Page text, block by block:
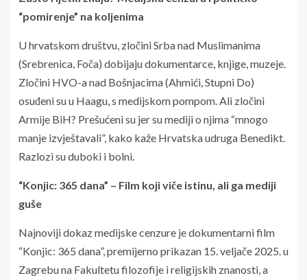
“pomirenje” na koljenima
U hrvatskom društvu, zločini Srba nad Muslimanima
(Srebrenica, Foča) dobijaju dokumentarce, knjige, muzeje.
Zločini HVO-a nad Bošnjacima (Ahmići, Stupni Do)
osuđeni su u Haagu, s medijskom pompom. Ali zločini
Armije BiH? Prešućeni su jer su mediji o njima “mnogo
manje izvještavali”, kako kaže Hrvatska udruga Benedikt.
Razlozi su duboki i bolni.
“Konjic: 365 dana” – Film koji viče istinu, ali ga mediji
guše
Najnoviji dokaz medijske cenzure je dokumentarni film
“Konjic: 365 dana”, premijerno prikazan 15. veljače 2025. u
Zagrebu na Fakultetu filozofije i religijskih znanosti, a